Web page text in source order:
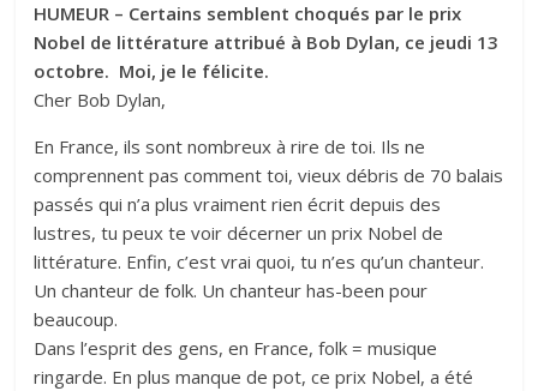
HUMEUR – Certains semblent choqués par le prix
Nobel de littérature attribué à Bob Dylan, ce jeudi 13
octobre. Moi, je le félicite.
Cher Bob Dylan,
En France, ils sont nombreux à rire de toi. Ils ne
comprennent pas comment toi, vieux débris de 70 balais
passés qui n’a plus vraiment rien écrit depuis des
lustres, tu peux te voir décerner un prix Nobel de
littérature. Enfin, c’est vrai quoi, tu n’es qu’un chanteur.
Un chanteur de folk. Un chanteur has-been pour
beaucoup.
Dans l’esprit des gens, en France, folk = musique
ringarde. En plus manque de pot, ce prix Nobel, a été